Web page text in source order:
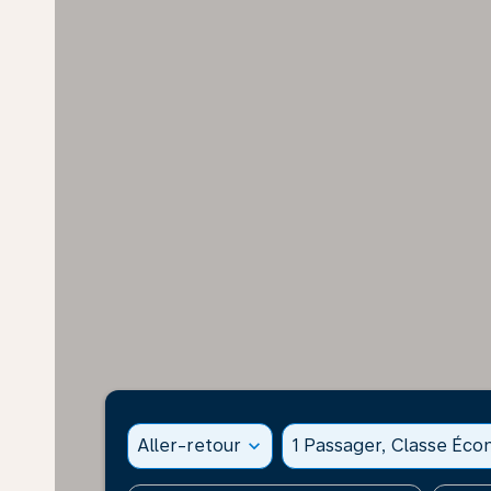
Aller-retour expand_more 1 Passager, Classe